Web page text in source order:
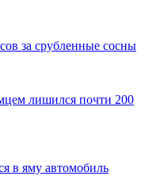
за срубленные сосны
лишился почти 200
в яму автомобиль